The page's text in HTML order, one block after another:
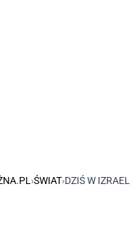
›ŚWIAT›DZIŚ W